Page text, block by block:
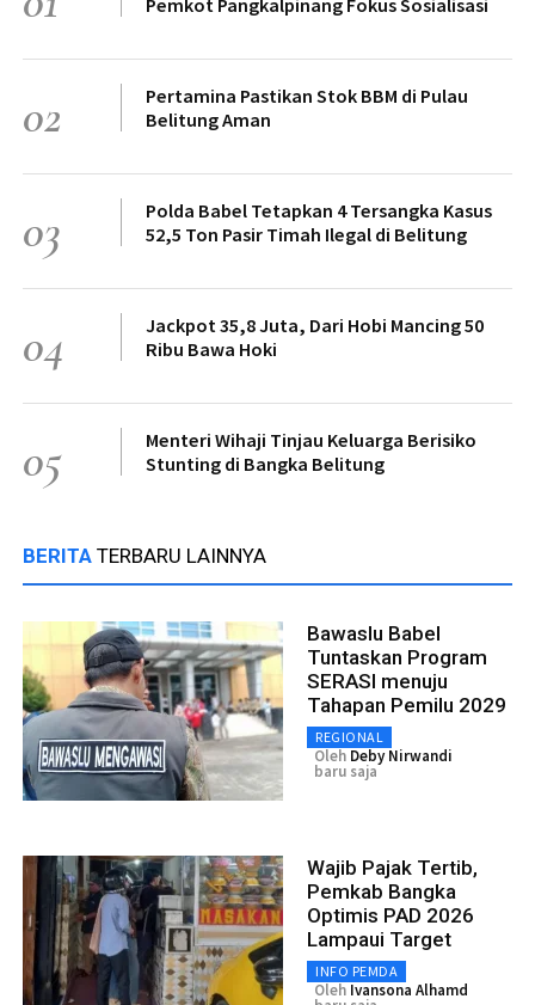
Pemkot Pangkalpinang Fokus Sosialisasi
02
Pertamina Pastikan Stok BBM di Pulau
Belitung Aman
03
Polda Babel Tetapkan 4 Tersangka Kasus
52,5 Ton Pasir Timah Ilegal di Belitung
04
Jackpot 35,8 Juta, Dari Hobi Mancing 50
Ribu Bawa Hoki
05
Menteri Wihaji Tinjau Keluarga Berisiko
Stunting di Bangka Belitung
BERITA TERBARU LAINNYA
Bawaslu Babel
Tuntaskan Program
SERASI menuju
Tahapan Pemilu 2029
REGIONAL
Oleh Deby Nirwandi
baru saja
Wajib Pajak Tertib,
Pemkab Bangka
Optimis PAD 2026
Lampaui Target
INFO PEMDA
Oleh Ivansona Alhamd